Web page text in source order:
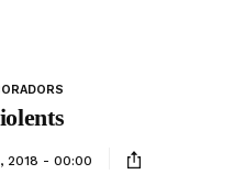
2018 - 00:00